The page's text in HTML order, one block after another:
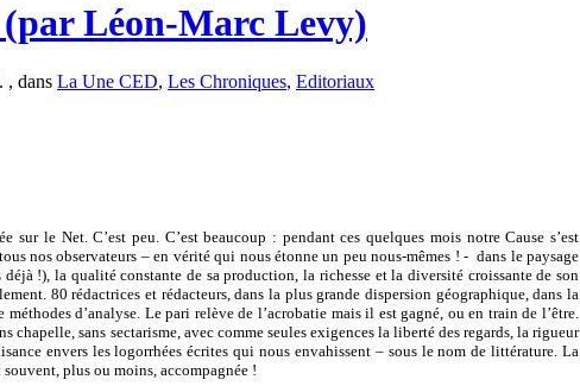
Léon-Marc Levy)
, dans La Une CED, Les Chroniques, Editoriaux
le Net. C’est peu. C’est beaucoup : pendant ces quelques mois notre Cause s’est
nos observateurs – en vérité qui nous étonne un peu nous-mêmes ! - dans le paysage
!), la qualité constante de sa production, la richesse et la diversité croissante de son
80 rédactrices et rédacteurs, dans la plus grande dispersion géographique, dans la
d’analyse. Le pari relève de l’acrobatie mais il est gagné, ou en train de l’être.
chapelle, sans sectarisme, avec comme seules exigences la liberté des regards, la rigueur
envers les logorrhées écrites qui nous envahissent – sous le nom de littérature. La
plus ou moins, accompagnée !